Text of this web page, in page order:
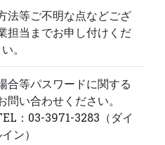
法等ご不明な点などござ
担当までお申し付けくだ
。
合等パスワードに関する
い合わせください。
：03-3971-3283（ダイ
ン）